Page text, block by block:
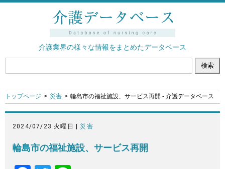
介護業界の様々な情報をまとめたデータベース
トップページ 災害 輪島市の福祉施設、サービス再開 - 介護データベース
2024/07/23 火曜日 | 災害
輪島市の福祉施設、サービス再開